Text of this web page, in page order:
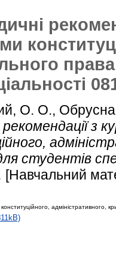
О. О.,
з
студентів
[Навчальний
адміністративного,